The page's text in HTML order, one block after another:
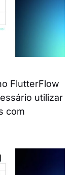
FlutterFlow
utilizar
com